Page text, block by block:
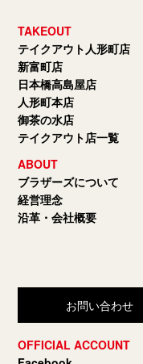
TAKEOUT
テイクアウト人形町店
新富町店
日本橋高島屋店
人形町本店
御茶の水店
テイクアウト店一覧
ABOUT
ブラザーズについて
経営理念
沿革・会社概要
お問い合わせ
OFFICIAL ACCOUNT